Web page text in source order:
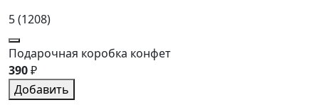
5(1208)
Подарочная коробка конфет
390₽
Добавить